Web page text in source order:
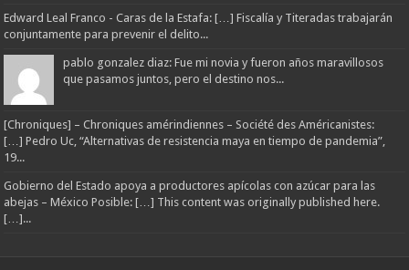
Edward Leal Franco - Caras de la Estafa: […] Fiscalía y Titeradas trabajarán
conjuntamente para prevenir el delito...
pablo gonzalez diaz: Fue mi novia y fueron años maravillosos
que pasamos juntos, pero el destino nos...
[Chroniques] – Chroniques amérindiennes – Société des Américanistes:
[…] Pedro Uc, “Alternativas de resistencia maya en tiempo de pandemia”,
19...
Gobierno del Estado apoya a productores apícolas con azúcar para las
abejas – México Posible: […] This content was originally published here.
[…]...